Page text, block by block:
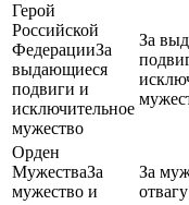
Герой
Российской
ФедерацииЗа
выдающиеся
подвиги и
исключительное
мужество
За
Орден
МужестваЗа
мужество и
За